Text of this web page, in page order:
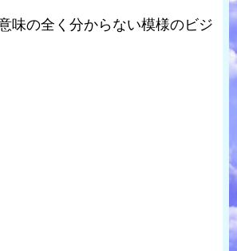
味の全く分からない模様のビジ